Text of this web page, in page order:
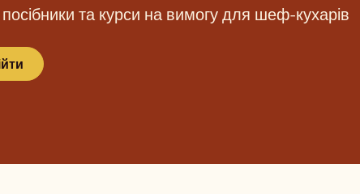
та курси на вимогу для шеф-кухарів